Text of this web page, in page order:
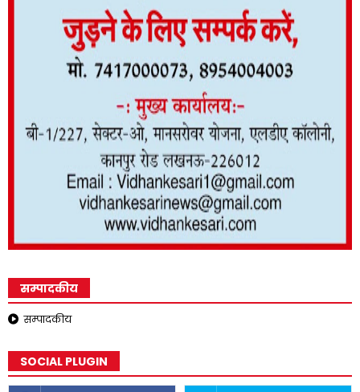
सम्पादकीय
सम्पादकीय
SOCIAL PLUGIN